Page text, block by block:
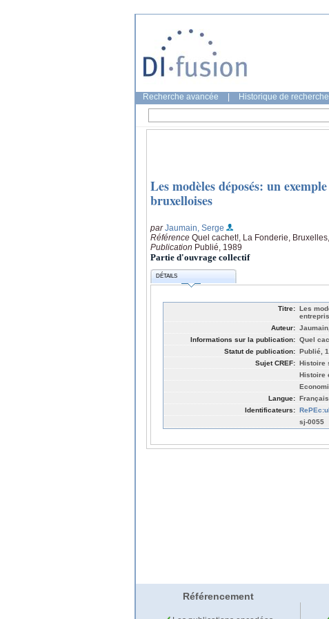
Recherche avancée Historique de recherche
Les modèles déposés: un
bruxelloises
parJaumain, Serge
Référence Quel cachet!, La Fonderie,
Publication Publié, 1989
Partie d'ouvrage collectif
DÉTAILS
Titre: Les
Auteur:
Informations sur la publication: Quel
Statut de publication: Publié,
Sujet CREF: Histoire
Histoire
Langue: Français
Identificateurs:
sj-0055
Référencement